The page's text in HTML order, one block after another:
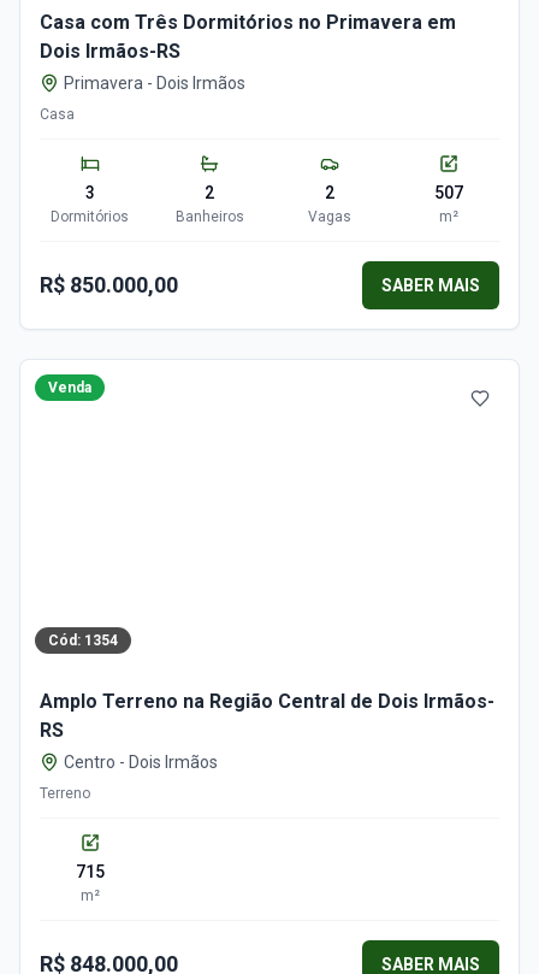
Casa com Três Dormitórios no Primavera em
Dois Irmãos-RS
Primavera - Dois Irmãos
Casa
3
Dormitórios
2
Banheiros
2
Vagas
507
m²
R$ 850.000,00 SABER MAIS
Venda
Cód: 1354
Amplo Terreno na Região Central de Dois Irmãos-
RS
Centro - Dois Irmãos
Terreno
715
m²
R$ 848.000,00 SABER MAIS